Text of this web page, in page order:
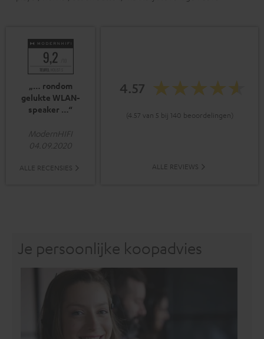
„… rondom
gelukte WLAN-
speaker …“
ModernHIFI
04.09.2020
ALLE RECENSIES
4.57
(4.57 van 5 bij 140 beoordelingen)
ALLE REVIEWS
Je persoonlijke koopadvies